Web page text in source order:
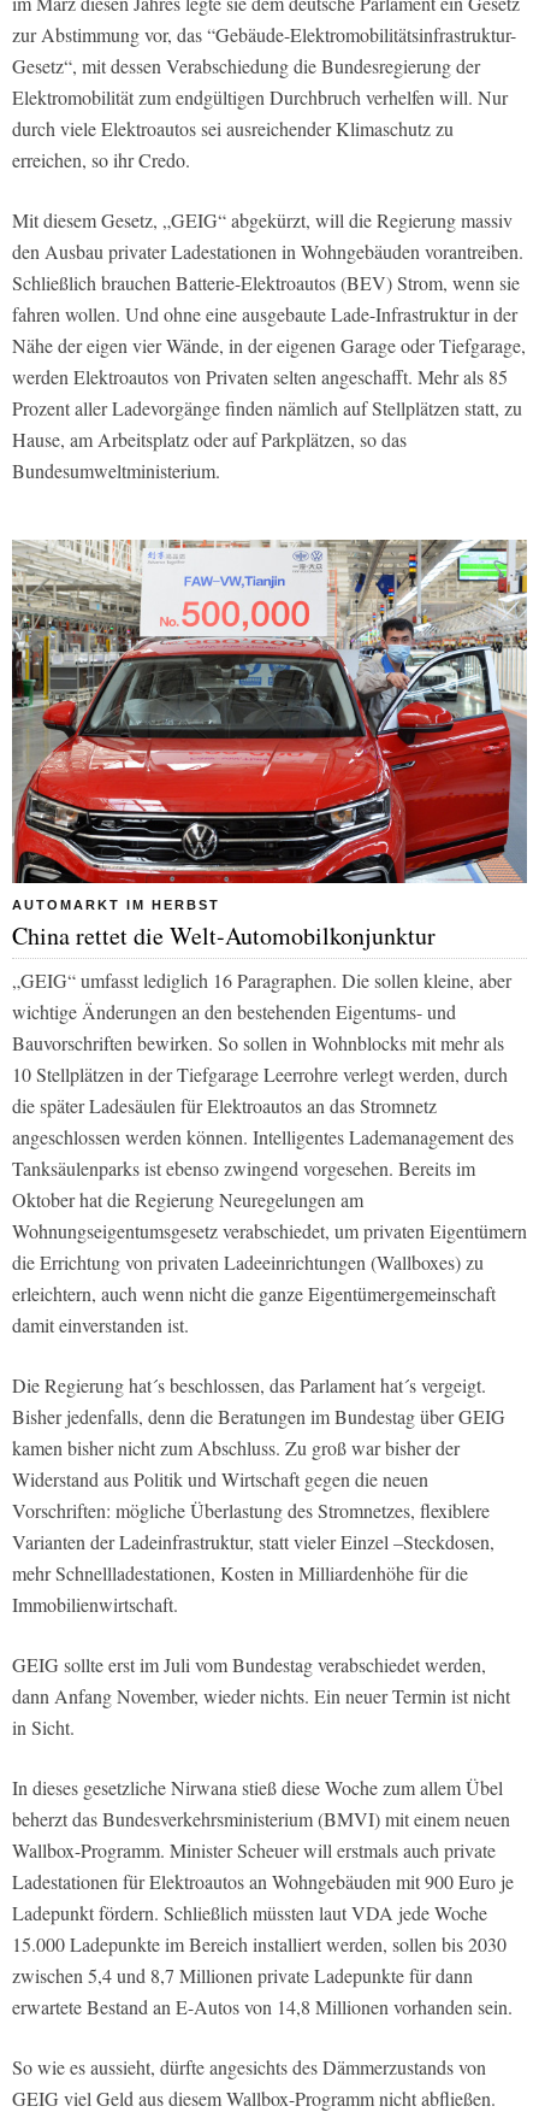
zur Abstimmung vor, das “Gebäude-Elektromobilitätsinfrastruktur-
Gesetz“, mit dessen Verabschiedung die Bundesregierung der
Elektromobilität zum endgültigen Durchbruch verhelfen will. Nur
durch viele Elektroautos sei ausreichender Klimaschutz zu
erreichen, so ihr Credo.
Mit diesem Gesetz, „GEIG“ abgekürzt, will die Regierung massiv
den Ausbau privater Ladestationen in Wohngebäuden vorantreiben.
Schließlich brauchen Batterie-Elektroautos (BEV) Strom, wenn sie
fahren wollen. Und ohne eine ausgebaute Lade-Infrastruktur in der
Nähe der eigen vier Wände, in der eigenen Garage oder Tiefgarage,
werden Elektroautos von Privaten selten angeschafft. Mehr als 85
Prozent aller Ladevorgänge finden nämlich auf Stellplätzen statt, zu
Hause, am Arbeitsplatz oder auf Parkplätzen, so das
Bundesumweltministerium.
AUTOMARKT IM HERBST
China rettet die Welt-Automobilkonjunktur
„GEIG“ umfasst lediglich 16 Paragraphen. Die sollen kleine, aber
wichtige Änderungen an den bestehenden Eigentums- und
Bauvorschriften bewirken. So sollen in Wohnblocks mit mehr als
10 Stellplätzen in der Tiefgarage Leerrohre verlegt werden, durch
die später Ladesäulen für Elektroautos an das Stromnetz
angeschlossen werden können. Intelligentes Lademanagement des
Tanksäulenparks ist ebenso zwingend vorgesehen. Bereits im
Oktober hat die Regierung Neuregelungen am
Wohnungseigentumsgesetz verabschiedet, um privaten Eigentümern
die Errichtung von privaten Ladeeinrichtungen (Wallboxes) zu
erleichtern, auch wenn nicht die ganze Eigentümergemeinschaft
damit einverstanden ist.
Die Regierung hat´s beschlossen, das Parlament hat´s vergeigt.
Bisher jedenfalls, denn die Beratungen im Bundestag über GEIG
kamen bisher nicht zum Abschluss. Zu groß war bisher der
Widerstand aus Politik und Wirtschaft gegen die neuen
Vorschriften: mögliche Überlastung des Stromnetzes, flexiblere
Varianten der Ladeinfrastruktur, statt vieler Einzel –Steckdosen,
mehr Schnellladestationen, Kosten in Milliardenhöhe für die
Immobilienwirtschaft.
GEIG sollte erst im Juli vom Bundestag verabschiedet werden,
dann Anfang November, wieder nichts. Ein neuer Termin ist nicht
in Sicht.
In dieses gesetzliche Nirwana stieß diese Woche zum allem Übel
beherzt das Bundesverkehrsministerium (BMVI) mit einem neuen
Wallbox-Programm. Minister Scheuer will erstmals auch private
Ladestationen für Elektroautos an Wohngebäuden mit 900 Euro je
Ladepunkt fördern. Schließlich müssten laut VDA jede Woche
15.000 Ladepunkte im Bereich installiert werden, sollen bis 2030
zwischen 5,4 und 8,7 Millionen private Ladepunkte für dann
erwartete Bestand an E-Autos von 14,8 Millionen vorhanden sein.
So wie es aussieht, dürfte angesichts des Dämmerzustands von
GEIG viel Geld aus diesem Wallbox-Programm nicht abfließen.